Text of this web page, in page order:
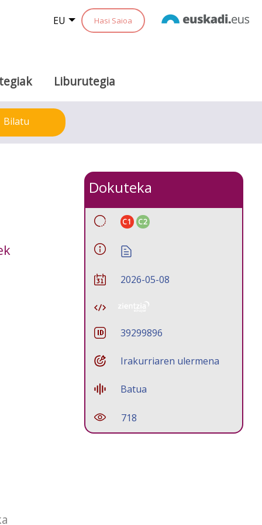
EU Hasi Saioa
Liburutegia
Bilatu
Dokuteka
C1 C2
2026-05-08
39299896
Irakurriaren ulermena
Batua
718